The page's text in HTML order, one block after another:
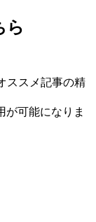
ら
ススメ記事の精
が可能になりま